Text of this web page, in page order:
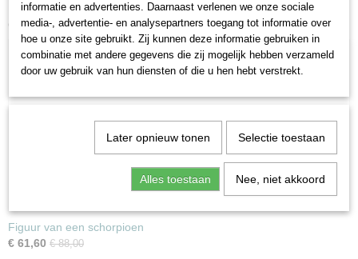
Ook interessant
Figuur van een schorpioen
€ 61,60 € 88,00
informatie en advertenties. Daarnaast verlenen we onze sociale
media-, advertentie- en analysepartners toegang tot informatie over
hoe u onze site gebruikt. Zij kunnen deze informatie gebruiken in
combinatie met andere gegevens die zij mogelijk hebben verzameld
door uw gebruik van hun diensten of die u hen hebt verstrekt.
Later opnieuw tonen Selectie toestaan
Alles toestaan Nee, niet akkoord